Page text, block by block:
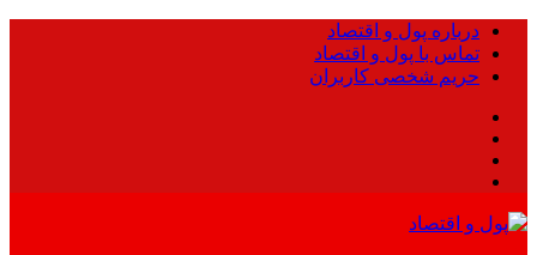
درباره پول و اقتصاد
تماس با پول و اقتصاد
حریم شخصی کاربران